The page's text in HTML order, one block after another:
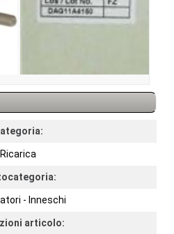
Ricarica
- Inneschi
articolo: